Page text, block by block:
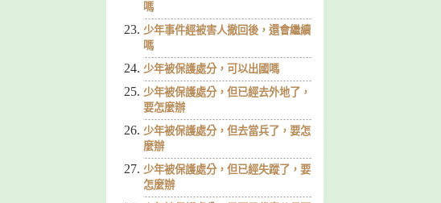
嗎
少年事件經被害人撤回後，還會繼續
嗎
少年被保護處分，可以出國嗎
少年被保護處分，但已經去外地了，
要怎麼辦
少年被保護處分，但去當兵了，要怎
麼辦
少年被保護處分，但已經失蹤了，要
怎麼辦